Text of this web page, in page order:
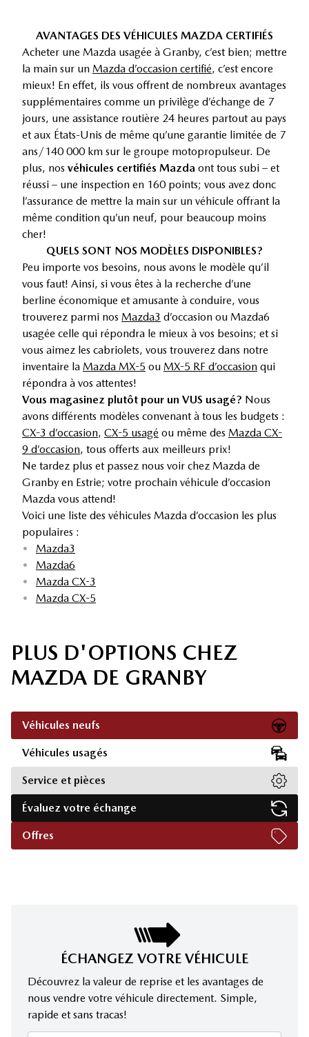
AVANTAGES DES VÉHICULES MAZDA CERTIFIÉS
Acheter une Mazda usagée à Granby, c’est bien; mettre
la main sur un Mazda d’occasion certifié, c’est encore
mieux! En effet, ils vous offrent de nombreux avantages
supplémentaires comme un privilège d’échange de 7
jours, une assistance routière 24 heures partout au pays
et aux États-Unis de même qu’une garantie limitée de 7
ans/140 000 km sur le groupe motopropulseur. De
plus, nos véhicules certifiés Mazda ont tous subi – et
réussi – une inspection en 160 points; vous avez donc
l’assurance de mettre la main sur un véhicule offrant la
même condition qu’un neuf, pour beaucoup moins
cher!
QUELS SONT NOS MODÈLES DISPONIBLES?
Peu importe vos besoins, nous avons le modèle qu’il
vous faut! Ainsi, si vous êtes à la recherche d’une
berline économique et amusante à conduire, vous
trouverez parmi nos Mazda3 d’occasion ou Mazda6
usagée celle qui répondra le mieux à vos besoins; et si
vous aimez les cabriolets, vous trouverez dans notre
inventaire la Mazda MX-5 ou MX-5 RF d’occasion qui
répondra à vos attentes!
Vous magasinez plutôt pour un VUS usagé? Nous
avons différents modèles convenant à tous les budgets :
CX-3 d’occasion, CX-5 usagé ou même des Mazda CX-
9 d’occasion, tous offerts aux meilleurs prix!
Ne tardez plus et passez nous voir chez Mazda de
Granby en Estrie; votre prochain véhicule d’occasion
Mazda vous attend!
Voici une liste des véhicules Mazda d’occasion les plus
populaires :
•
Mazda3
•
Mazda6
•
Mazda CX-3
•
Mazda CX-5
PLUS D'OPTIONS CHEZ
MAZDA DE GRANBY
Véhicules neufs
Véhicules usagés
Service et pièces
Évaluez votre échange
Offres
ÉCHANGEZ VOTRE VÉHICULE
Découvrez la valeur de reprise et les avantages de
nous vendre votre véhicule directement. Simple,
rapide et sans tracas!